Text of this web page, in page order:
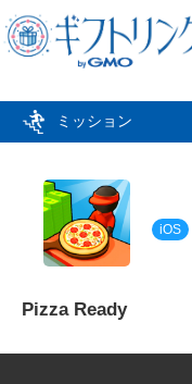
ミッション
iOS
Pizza Ready